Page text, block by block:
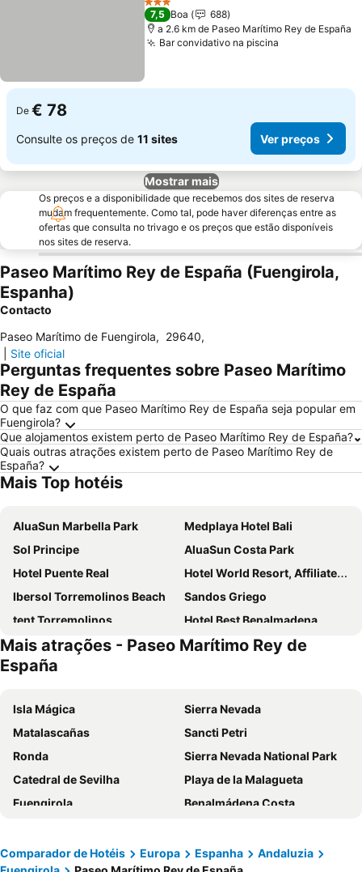
3 Estrelas
7,5 Boa
688
a 2.6 km de Paseo Marítimo Rey de España
Bar convidativo na piscina
De € 78
Consulte os preços de 11 sites Ver preços
Mostrar mais
Os preços e a disponibilidade que recebemos dos sites de reserva
mudam frequentemente. Como tal, pode haver diferenças entre as
ofertas que consulta no trivago e os preços que estão disponíveis
nos sites de reserva.
Paseo Marítimo Rey de España (Fuengirola,
Espanha)
Contacto
Paseo Marítimo de Fuengirola, 29640,
Site oficial
Perguntas frequentes sobre Paseo Marítimo
Rey de España
O que faz com que Paseo Marítimo Rey de España seja popular em
Fuengirola?
Que alojamentos existem perto de Paseo Marítimo Rey de España?
Quais outras atrações existem perto de Paseo Marítimo Rey de
España?
Mais Top hotéis
AluaSun Marbella Park
Medplaya Hotel Bali
Sol Principe
AluaSun Costa Park
Hotel Puente Real
Hotel World Resort, Affiliated by Meliá
Ibersol Torremolinos Beach
Sandos Griego
tent Torremolinos
Hotel Best Benalmadena
Leonardo Hotel Torremolinos Costa del Sol
Hotel Best Siroco
Holiday World Polynesia Affiliated by Meliá
Hotel Benalma Costa del Sol
Ilunion Fuengirola
Hotel Monarque Torreblanca
Hotel IPV Palace & Spa
Sol Torremolinos - Don Pedro
MedPlaya Hotel Alba Beach
Sol Puerto Marina
MS Amaragua Hotel & Convention Center
Holiday World Village Affiliated by Meliá
San Fermín by Dorobe
Hotel Costa Málaga - Adults recommended
Hotel Los Jazmines
Mais atrações - Paseo Marítimo Rey de
España
Isla Mágica
Sierra Nevada
Matalascañas
Sancti Petri
Ronda
Sierra Nevada National Park
Catedral de Sevilha
Playa de la Malagueta
Fuengirola
Benalmádena Costa
Praça de Espanha
Feria de Sevilla
Comparador de Hotéis Europa Espanha
Andaluzia